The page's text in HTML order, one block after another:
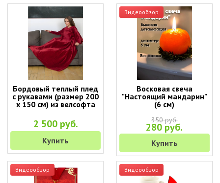
Бордовый теплый плед
с рукавами (размер 200
х 150 см) из велсофта
2 500 руб.
Купить
Видеообзор
Восковая свеча
"Настоящий мандарин"
(6 см)
350 руб.
280 руб.
Купить
Видеообзор Видеообзор